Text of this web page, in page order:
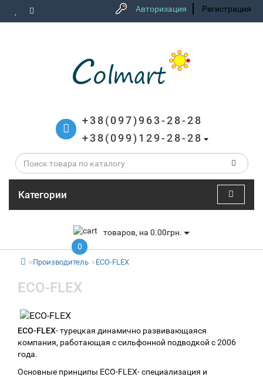
Авторизация Регистрация
+38(097)963-28-28
+38(099)129-28-28
Категории
0
товаров, на 0.00грн.
Производитель ECO-FLEX
ECO-FLEX
ECO-FLEX- турецкая динамично развивающаяся
компания, работающая с сильфонной подводкой с 2006
года.
Основные принципы ECO-FLEX- специализация и